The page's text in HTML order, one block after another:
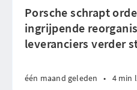
Porsche schrapt
ingrijpende
leveranciers verder
één maand geleden • 4 min